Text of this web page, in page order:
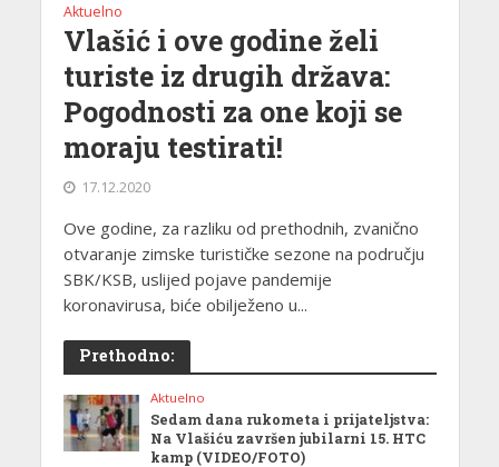
Aktuelno
Vlašić i ove godine želi
turiste iz drugih država:
Pogodnosti za one koji se
moraju testirati!
17.12.2020
Ove godine, za razliku od prethodnih, zvanično
otvaranje zimske turističke sezone na području
SBK/KSB, uslijed pojave pandemije
koronavirusa, biće obilježeno u...
Prethodno:
Aktuelno
Sedam dana rukometa i prijateljstva:
Na Vlašiću završen jubilarni 15. HTC
kamp (VIDEO/FOTO)